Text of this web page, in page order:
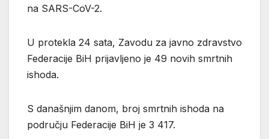
na SARS-CoV-2.
U protekla 24 sata, Zavodu za javno zdravstvo
Federacije BiH prijavljeno je 49 novih smrtnih
ishoda.
S današnjim danom, broj smrtnih ishoda na
području Federacije BiH je 3 417.